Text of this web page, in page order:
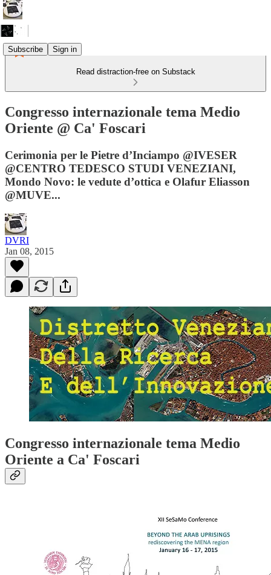
Subscribe Sign in
Read distraction-free on Substack
Congresso internazionale tema Medio
Oriente @ Ca' Foscari
Cerimonia per le Pietre d’Inciampo @IVESER
@CENTRO TEDESCO STUDI VENEZIANI,
Mondo Novo: le vedute d’ottica e Olafur Eliasson
@MUVE...
DVRI
Jan 08, 2015
Congresso internazionale tema Medio
Oriente a Ca' Foscari